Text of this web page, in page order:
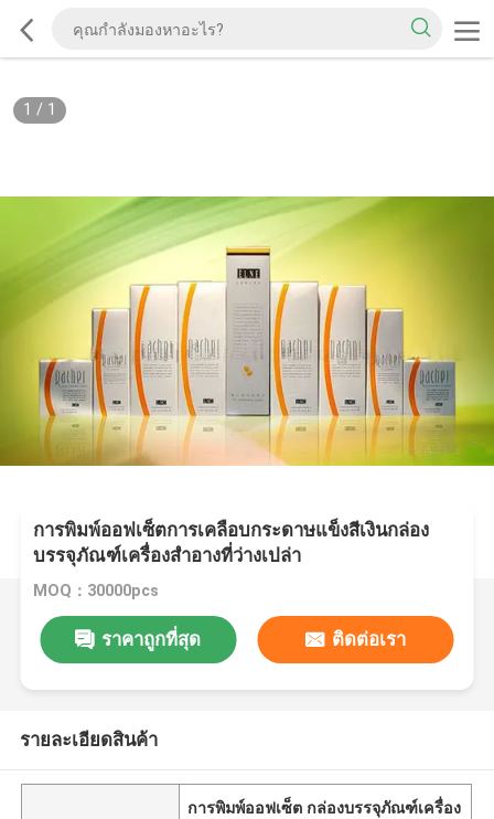
1 / 1
การพิมพ์ออฟเซ็ตการเคลือบกระดาษแข็งสีเงินกล่อง
บรรจุภัณฑ์เครื่องสำอางที่ว่างเปล่า
MOQ：30000pcs
ราคาถูกที่สุด ติดต่อเรา
รายละเอียดสินค้า
การพิมพ์ออฟเซ็ต กล่องบรรจุภัณฑ์เครื่อง